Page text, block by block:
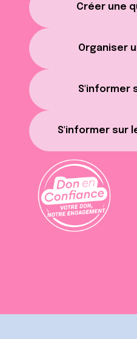
Créer une
Organiser
S'informer
S'informer sur